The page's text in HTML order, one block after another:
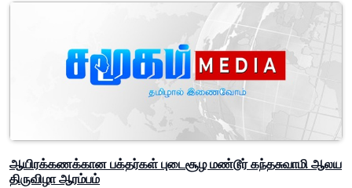
ஆயிரக்கணக்கான பக்தர்கள் புடைசூழ மண்டூர் கந்தசுவாமி ஆலய
திருவிழா ஆரம்பம்